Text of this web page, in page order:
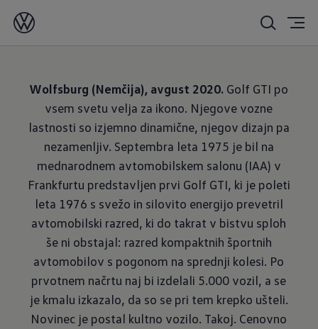
10. 08. 2020
Wolfsburg (Nemčija), avgust 2020. Golf GTI po
vsem svetu velja za ikono. Nje­gove vozne
lastnosti so izjemno dinamične, njegov dizajn pa
nezamenljiv. Septembra leta 1975 je bil na
mednarodnem avtomobilskem salonu (IAA) v
Frankfurtu predstavljen prvi Golf GTI, ki je poleti
leta 1976 s svežo in silovito energijo prevetril
avtomobilski razred, ki do takrat v bistvu sploh
še ni obstajal: razred kompaktnih športnih
avtomobilov s pogonom na sprednji kolesi. Po
prvotnem načrtu naj bi izdelali 5.000 vozil, a se
je kmalu izkazalo, da so se pri tem krepko ušteli.
Novinec je postal kultno vozilo. Takoj. Cenovno